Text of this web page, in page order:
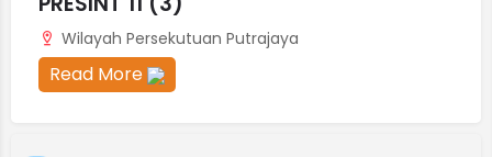
Wilayah Persekutuan Putrajaya
Read More